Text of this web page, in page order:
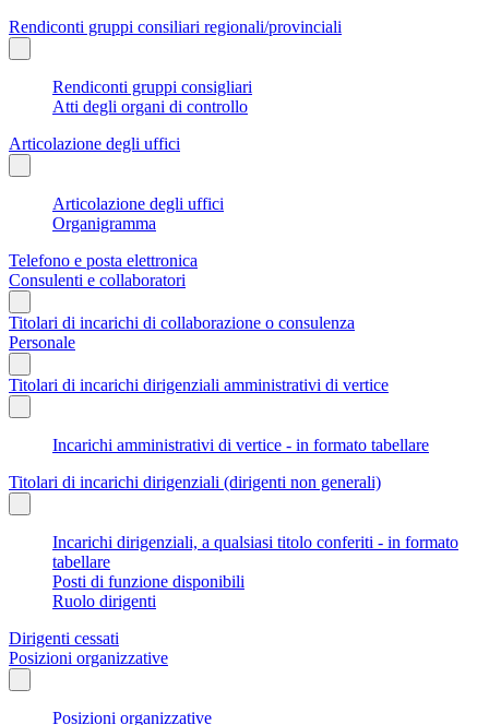
Rendiconti gruppi consiliari regionali/provinciali
Rendiconti gruppi consigliari
Atti degli organi di controllo
Articolazione degli uffici
Articolazione degli uffici
Organigramma
Telefono e posta elettronica
Consulenti e collaboratori
Titolari di incarichi di collaborazione o consulenza
Personale
Titolari di incarichi dirigenziali amministrativi di vertice
Incarichi amministrativi di vertice - in formato tabellare
Titolari di incarichi dirigenziali (dirigenti non generali)
Incarichi dirigenziali, a qualsiasi titolo conferiti - in formato
tabellare
Posti di funzione disponibili
Ruolo dirigenti
Dirigenti cessati
Posizioni organizzative
Posizioni organizzative